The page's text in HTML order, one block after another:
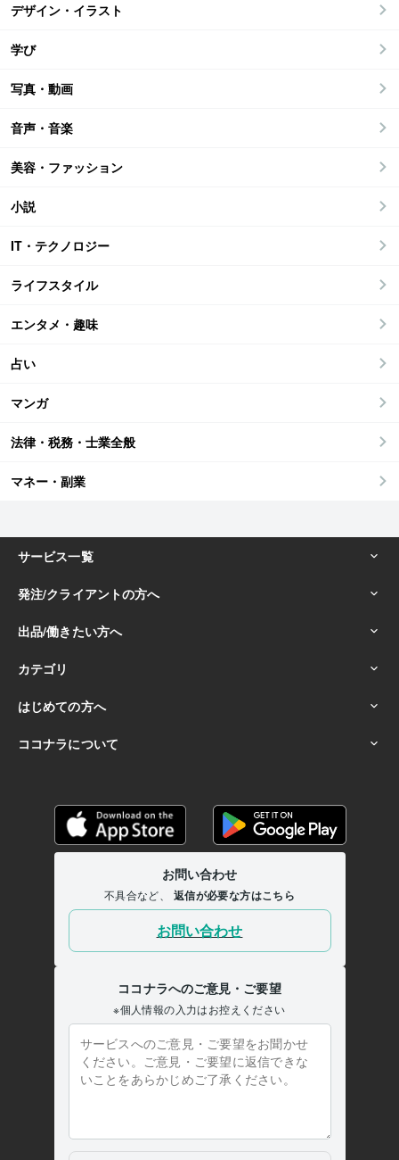
デザイン・イラスト
学び
写真・動画
音声・音楽
美容・ファッション
小説
IT・テクノロジー
ライフスタイル
エンタメ・趣味
占い
マンガ
法律・税務・士業全般
マネー・副業